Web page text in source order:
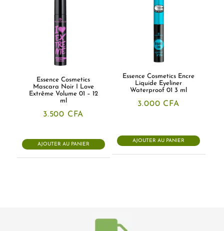
Essence Cosmetics
Mascara Noir I Love
Extrême Volume 01 – 12
ml
3.500 CFA
AJOUTER AU PANIER
Essence Cosmetics Encre
Liquide Eyeliner
Waterproof 01 3 ml
3.000 CFA
AJOUTER AU PANIER